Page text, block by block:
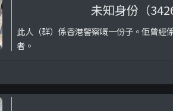
未知身份（
此人（群）係香港警察嘅一份子。佢曾經
者。